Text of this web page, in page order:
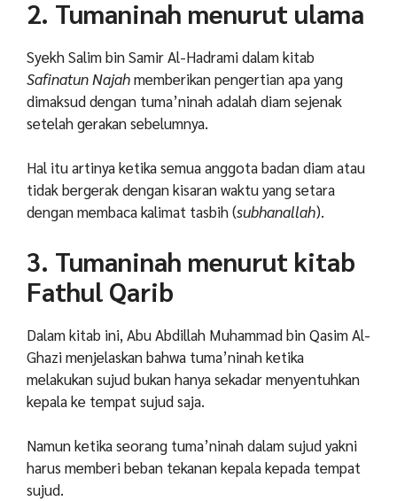
2. Tumaninah menurut ulama
Syekh Salim bin Samir Al-Hadrami dalam kitab
Safinatun Najahmemberikan pengertian apa yang
dimaksud dengan tuma’ninah adalah diam sejenak
setelah gerakan sebelumnya.
Hal itu artinya ketika semua anggota badan diam atau
tidak bergerak dengan kisaran waktu yang setara
dengan membaca kalimat tasbih (subhanallah).
3. Tumaninah menurut kitab
Fathul Qarib
Dalam kitab ini, Abu Abdillah Muhammad bin Qasim Al-
Ghazi menjelaskan bahwa tuma’ninah ketika
melakukan sujud bukan hanya sekadar menyentuhkan
kepala ke tempat sujud saja.
Namun ketika seorang tuma’ninah dalam sujud yakni
harus memberi beban tekanan kepala kepada tempat
sujud.